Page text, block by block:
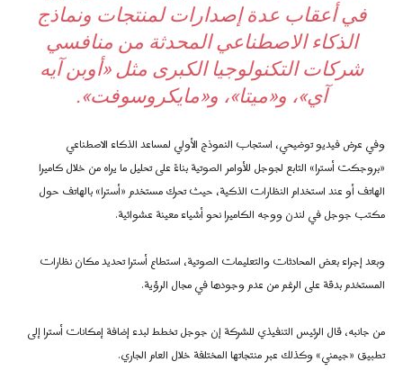
في أعقاب عدة إصدارات لمنتجات ونماذج
الذكاء الاصطناعي المحدثة من منافسي
شركات التكنولوجيا الكبرى مثل «أوبن آيه
آي»، و«ميتا»، و«مايكروسوفت».
وفي عرض فيديو توضيحي، استجاب النموذج الأولي لمساعد الذكاء الاصطناعي
«بروجكت أسترا» التابع لجوجل للأوامر الصوتية بناءً على تحليل ما يراه من خلال كاميرا
الهاتف أو عند استخدام النظارات الذكية، حيث تحرك مستخدم «أسترا» بالهاتف حول
مكتب جوجل في لندن ووجه الكاميرا نحو أشياء معينة عشوائية.
وبعد إجراء بعض المحادثات والتعليمات الصوتية، استطاع أسترا تحديد مكان نظارات
المستخدم بدقة على الرغم من عدم وجودها في مجال الرؤية.
من جانبه، قال الرئيس التنفيذي للشركة إن جوجل تخطط لبدء إضافة إمكانات أسترا إلى
تطبيق «جيمني» وكذلك عبر منتجاتها المختلفة خلال العام الجاري.